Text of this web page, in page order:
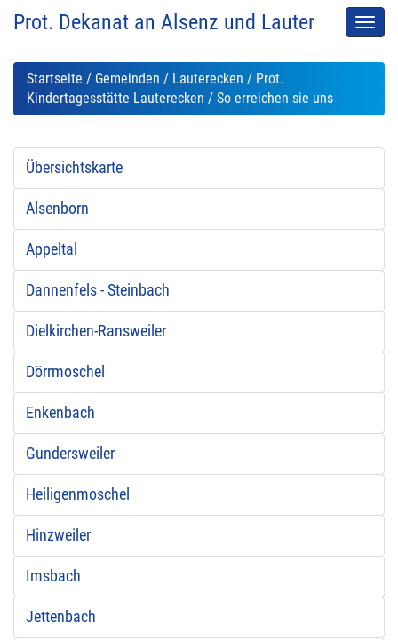
Prot. Dekanat an Alsenz und Lauter
Startseite / Gemeinden / Lauterecken / Prot.
Kindertagesstätte Lauterecken / So erreichen sie uns
Übersichtskarte
Alsenborn
Appeltal
Dannenfels - Steinbach
Dielkirchen-Ransweiler
Dörrmoschel
Enkenbach
Gundersweiler
Heiligenmoschel
Hinzweiler
Imsbach
Jettenbach